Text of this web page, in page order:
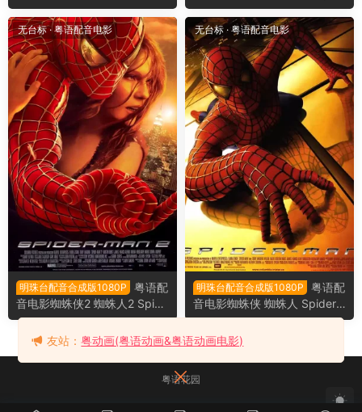
蛛人：惊奇再起 The Amazing
Spider-Man
er-Man 3
无台标·粤语配音电影
明珠台配音合成版1080P
粤语配
音电影蜘蛛侠2 蜘蛛人2 Spide
r-Man 2
无台标 · 粤语配音电影
明珠台配音合成版1080P
粤语配
音电影蜘蛛侠 蜘蛛人 Spider-
Man
粤语花园
友站：粤动画(粤语动画&粤语动画电影)